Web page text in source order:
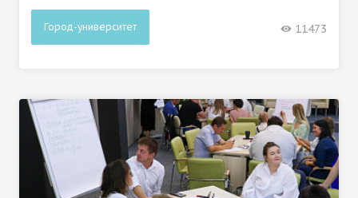
Город-университет 11473